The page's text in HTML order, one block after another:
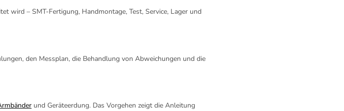
wird – SMT-Fertigung, Handmontage, Test, Service, Lager und
den Messplan, die Behandlung von Abweichungen und die
und Geräteerdung. Das Vorgehen zeigt die Anleitung